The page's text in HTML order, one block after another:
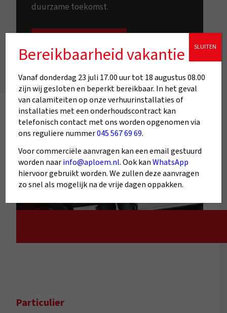
duurzame toekomst.
Particulier
Bereikbaarheid vakantie
Vanaf donderdag 23 juli 17.00 uur tot 18 augustus 08.00
zijn wij gesloten en beperkt bereikbaar. In het geval
van calamiteiten op onze verhuurinstallaties of
installaties met een onderhoudscontract kan
telefonisch contact met ons worden opgenomen via
ons reguliere nummer045 567 69 69.
Voor commerciële aanvragen kan een email gestuurd
worden naarinfo@aploem.nl. Ook kanWhatsApp
hiervoor gebruikt worden. We zullen deze aanvragen
zo snel als mogelijk na de vrije dagen oppakken.
SLUITEN